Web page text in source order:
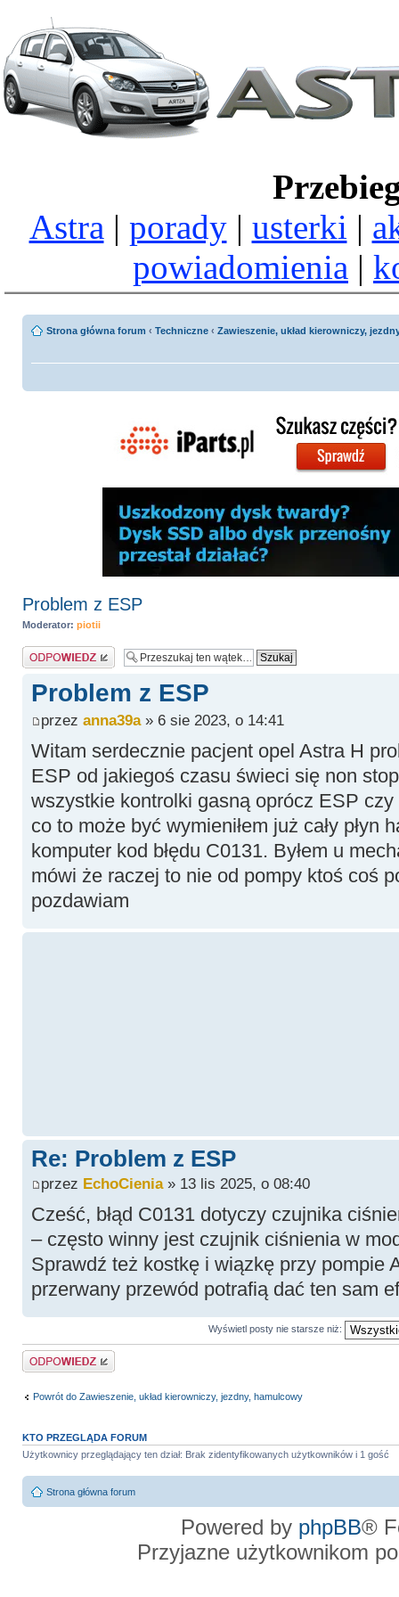
Astra | porady| usterki |
powiadomienia |
Strona główna forum ‹ Techniczne ‹ Zawieszenie, układ kierowniczy,
Problem z ESP
Moderator: piotii
Odpowiedz
Problem z ESP
przez anna39a» 6 sie 2023, o 14:41
Witam serdecznie pacjent opel Astra H
ESP od jakiegoś czasu świeci się non
wszystkie kontrolki gasną oprócz ESP czy
co to może być wymieniłem już cały płyn
komputer kod błędu C0131. Byłem u
mówi że raczej to nie od pompy ktoś coś
pozdawiam
Re: Problem z ESP
przez EchoCienia» 13 lis 2025, o 08:40
Cześć, błąd C0131 dotyczy czujnika
– często winny jest czujnik ciśnienia w
Sprawdź też kostkę i wiązkę przy pompie
przerwany przewód potrafią dać ten sam
Wyświetl posty nie starsze niż:
Odpowiedz
Powrót do Zawieszenie, układ kierowniczy, jezdny, hamulcowy
KTO PRZEGLĄDA FORUM
Użytkownicy przeglądający ten dział: Brak zidentyfikowanych użytkowników i 1 gość
Strona główna forum
Powered by phpBB®
Przyjazne użytkownikom